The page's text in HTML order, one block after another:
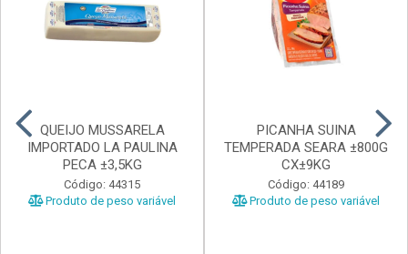
QUEIJO MUSSARELA
IMPORTADO LA PAULINA
PECA ±3,5KG
Código: 44315
Produto de peso variável
PICANHA SUINA
TEMPERADA SEARA ±800G
CX±9KG
Código: 44189
Produto de peso variável